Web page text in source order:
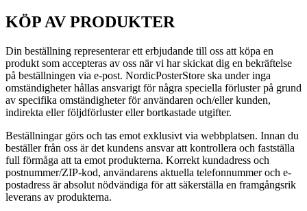
KÖP AV PRODUKTER
Din beställning representerar ett erbjudande till oss att köpa en
produkt som accepteras av oss när vi har skickat dig en bekräftelse
på beställningen via e-post. NordicPosterStore ska under inga
omständigheter hållas ansvarigt för några speciella förluster på grund
av specifika omständigheter för användaren och/eller kunden,
indirekta eller följdförluster eller bortkastade utgifter.
Beställningar görs och tas emot exklusivt via webbplatsen. Innan du
beställer från oss är det kundens ansvar att kontrollera och fastställa
full förmåga att ta emot produkterna. Korrekt kundadress och
postnummer/ZIP-kod, användarens aktuella telefonnummer och e-
postadress är absolut nödvändiga för att säkerställa en framgångsrik
leverans av produkterna.